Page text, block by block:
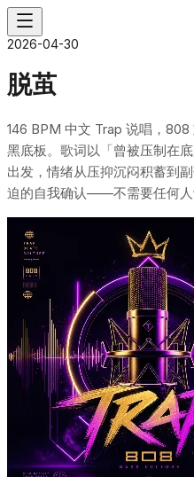
2026-04-30
脱茧
146 BPM 中文 Trap 说唱，
黑底板。歌词以「曾被压制在
出发，情绪从压抑沉闷积蓄到
迫的自我确认——不需要任何人